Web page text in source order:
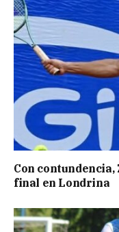
Con
final en Londrina